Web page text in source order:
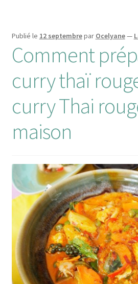
Publié le 12 septembrepar Ocelyane—
Comment
curry thaï
curry Thai
maison